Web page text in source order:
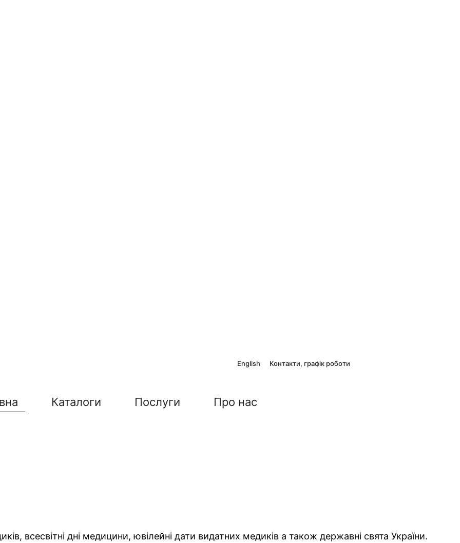
English Контакти, графік роботи
Каталоги Послуги Про нас
всесвітні дні медицини, ювілейні дати видатних медиків а також державні свята України.